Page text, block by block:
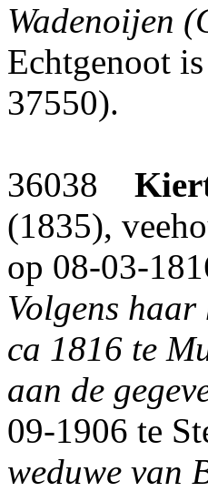
Wadenoijen
Echtgenoot is
37550).
36038
(1835),
op 08-03-
Volgens
ca 1816 te
aan de
09-1906 te
weduwe van